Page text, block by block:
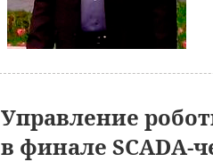
Управление
в финале SCADA-